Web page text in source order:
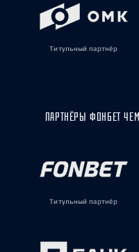
Титульный партнёр
ПАРТНЁРЫ ФОНБЕТ
Титульный партнёр